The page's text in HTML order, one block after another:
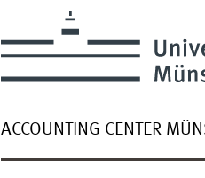
ACCOUNTING CENTER